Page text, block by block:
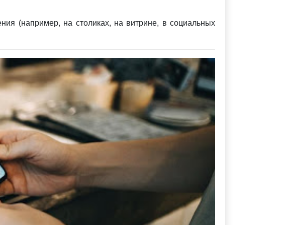
(например, на столиках, на витрине, в социальных